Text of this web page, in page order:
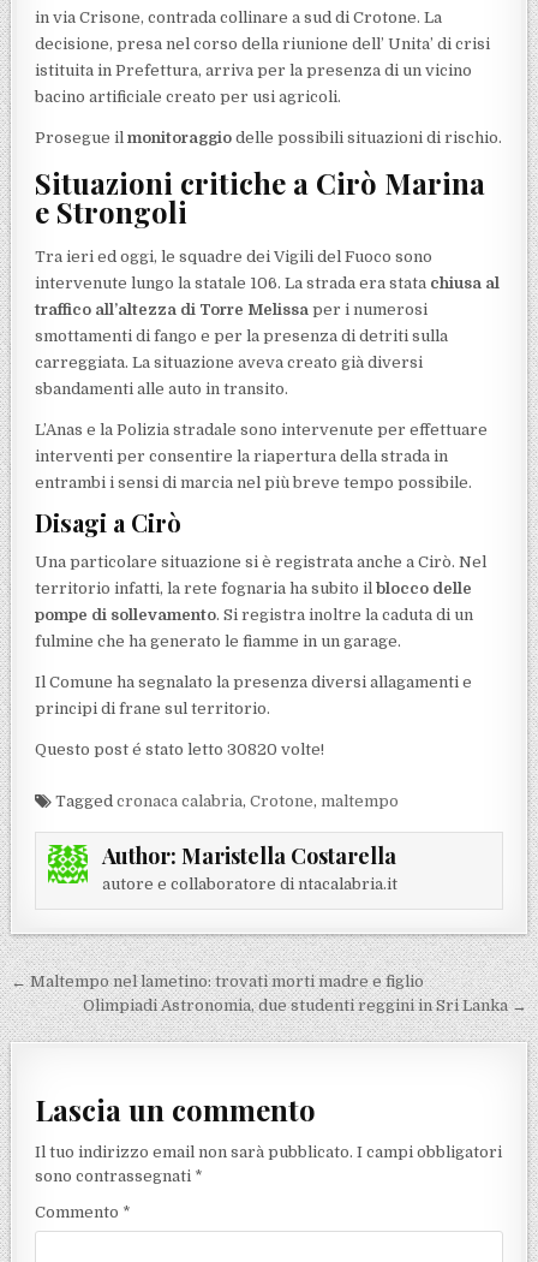
in via Crisone, contrada collinare a sud di Crotone. La
decisione, presa nel corso della riunione dell’ Unita’ di crisi
istituita in Prefettura, arriva per la presenza di un vicino
bacino artificiale creato per usi agricoli.
Prosegue ilmonitoraggio delle possibili situazioni di rischio.
Situazioni critiche a Cirò Marina
e Strongoli
Tra ieri ed oggi, le squadre dei Vigili del Fuoco sono
intervenute lungo la statale 106. La strada era stata chiusa al
traffico all’altezza di Torre Melissa per i numerosi
smottamenti di fango e per la presenza di detriti sulla
carreggiata. La situazione aveva creato già diversi
sbandamenti alle auto in transito.
L’Anas e la Polizia stradale sono intervenute per effettuare
interventi per consentire la riapertura della strada in
entrambi i sensi di marcia nel più breve tempo possibile.
Disagi a Cirò
Una particolare situazione si è registrata anche a Cirò. Nel
territorio infatti, la rete fognaria ha subito ilblocco delle
pompe di sollevamento. Si registra inoltre la caduta di un
fulmine che ha generato le fiamme in un garage.
Il Comune ha segnalato la presenza diversi allagamenti e
principi di frane sul territorio.
Questo post é stato letto 30820 volte!
Taggedcronaca calabria,Crotone, maltempo
Author: Maristella Costarella
autore e collaboratore di ntacalabria.it
Navigazione articoli
← Maltempo nel lametino: trovati morti madre e figlio
Olimpiadi Astronomia, due studenti reggini in Sri Lanka →
Lascia un commento
Il tuo indirizzo email non sarà pubblicato. I campi obbligatori
sono contrassegnati *
Commento *